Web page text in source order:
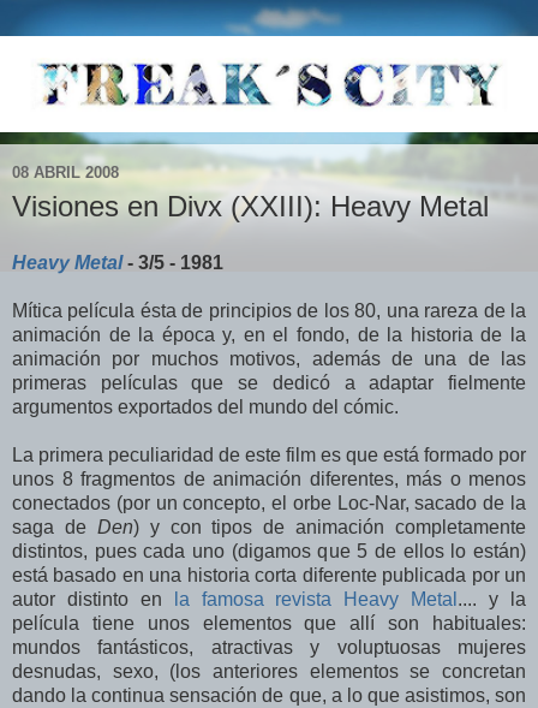
08 ABRIL 2008
Visiones en Divx (XXIII): Heavy Metal
Heavy Metal- 3/5 - 1981
Mítica película ésta de principios de los 80, una rareza de la
animación de la época y, en el fondo, de la historia de la
animación por muchos motivos, además de una de las
primeras películas que se dedicó a adaptar fielmente
argumentos exportados del mundo del cómic.
La primera peculiaridad de este film es que está formado por
unos 8 fragmentos de animación diferentes, más o menos
conectados (por un concepto, el orbe Loc-Nar, sacado de la
saga de Den) y con tipos de animación completamente
distintos, pues cada uno (digamos que 5 de ellos lo están)
está basado en una historia corta diferente publicada por un
autor distinto en
la famosa revista Heavy Metal .... y la
película tiene unos elementos que allí son habituales:
mundos fantásticos, atractivas y voluptuosas mujeres
desnudas, sexo, (los anteriores elementos se concretan
dando la continua sensación de que, a lo que asistimos, son